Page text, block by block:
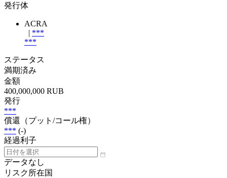
発行体
ACRA
| ***
***
ステータス
満期済み
金額
400,000,000 RUB
発行
***
償還（プット/コール権）
*** (-)
経過利子
データなし
リスク所在国